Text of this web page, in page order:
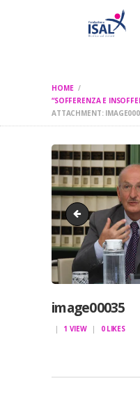
HOME
“SOFFERENZA E
ATTACHMENT:
CONOSCI
DOLORE
RICERCA
CHI
image00034
image00035
1 VIEW 0 LIKES